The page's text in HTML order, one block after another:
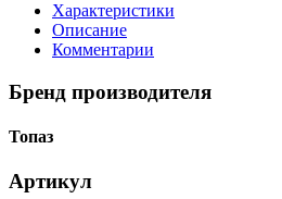
Характеристики
Описание
Комментарии
Бренд производителя
Топаз
Артикул